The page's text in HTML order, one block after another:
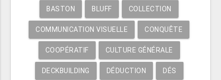
BASTON BLUFF COLLECTION
COMMUNICATION VISUELLE CONQUÊTE
COOPÉRATIF CULTURE GÉNÉRALE
DECKBUILDING DÉDUCTION DÉS